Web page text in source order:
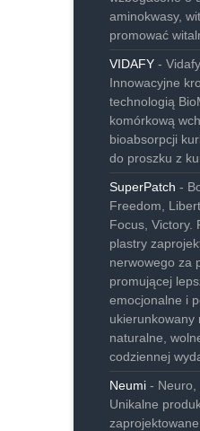
aminokwasy,
promować
VIDAFY -
Innowacyjne
technologią
komórkową
bioabsorpcji
do proszku z
SuperPatch -
Freedom,
Focus, Victory.
plastry
nerwowego za
promującej
emocjonalne i
ukierunkowany
naturalne,
codziennej
Neumi - Neuro,
Unikalne